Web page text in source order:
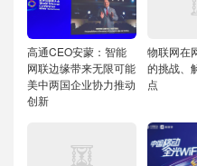
高通CEO安蒙：智能
网联边缘带来无限可能
美中两国企业协力推动
创新
物联网在
的挑战、
点